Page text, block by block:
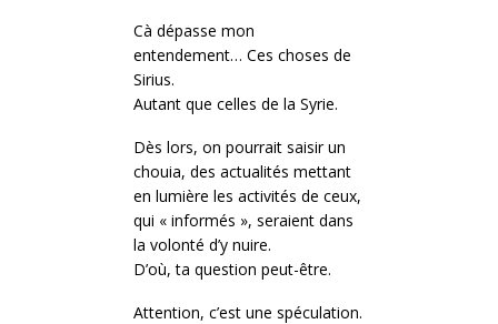
Cà dépasse mon
entendement… Ces choses de
Sirius.
Autant que celles de la Syrie.
Dès lors, on pourrait saisir un
chouia, des actualités mettant
en lumière les activités de ceux,
qui « informés », seraient dans
la volonté d’y nuire.
D’où, ta question peut-être.
Attention, c’est une spéculation.